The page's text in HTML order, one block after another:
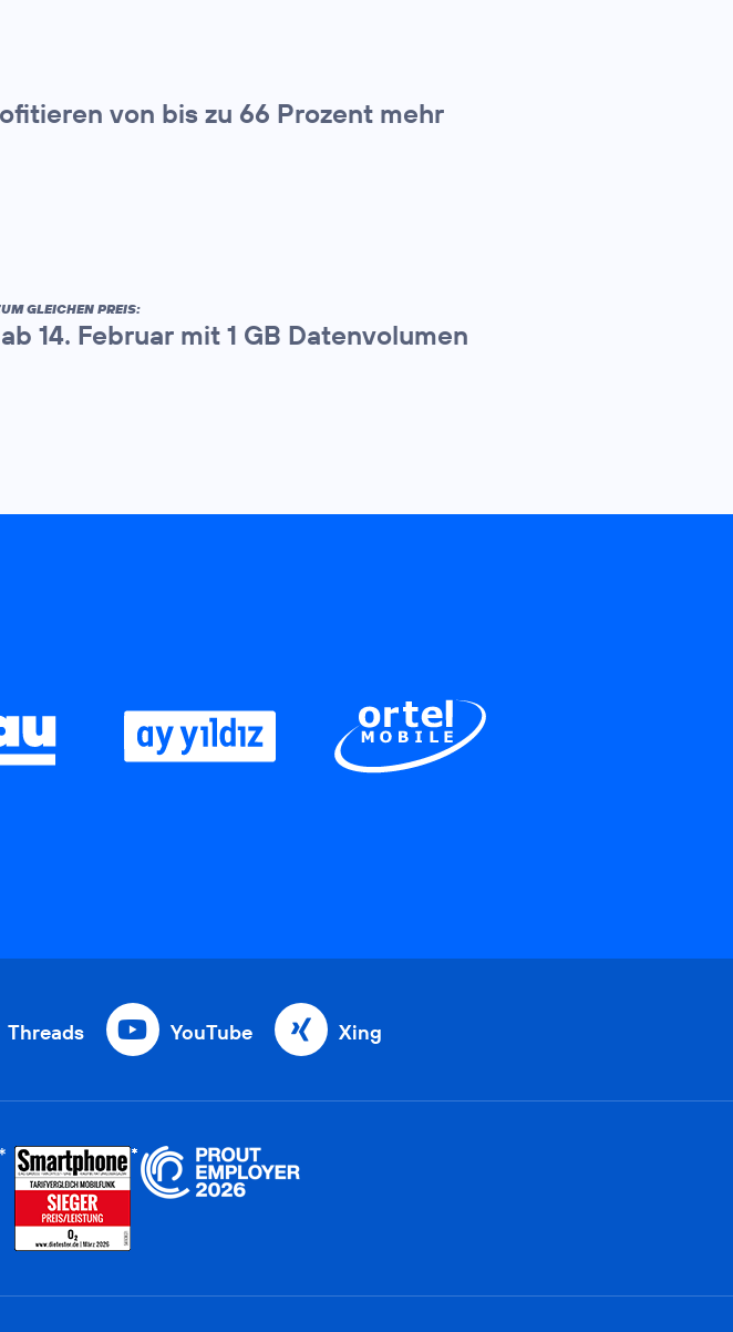
von bis zu 66 Prozent mehr
GLEICHEN PREIS:
14. Februar mit 1 GB Datenvolumen
Threads YouTube Xing